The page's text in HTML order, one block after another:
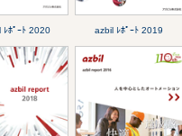
ﾚﾎﾟｰﾄ 2020 azbil ﾚﾎﾟｰﾄ 2019